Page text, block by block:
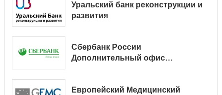
Уральский банк реконструкции и
развития
Сбербанк России
Дополнительный офис
Европейский Медицинский